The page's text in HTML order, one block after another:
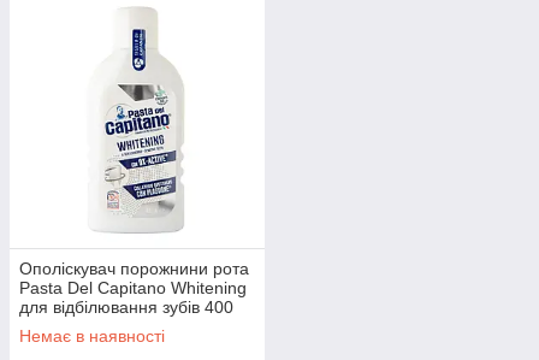
Ополіскувач порожнини рота
Pasta Del Capitano Whitening
для відбілювання зубів 400
мл
Немає в наявності